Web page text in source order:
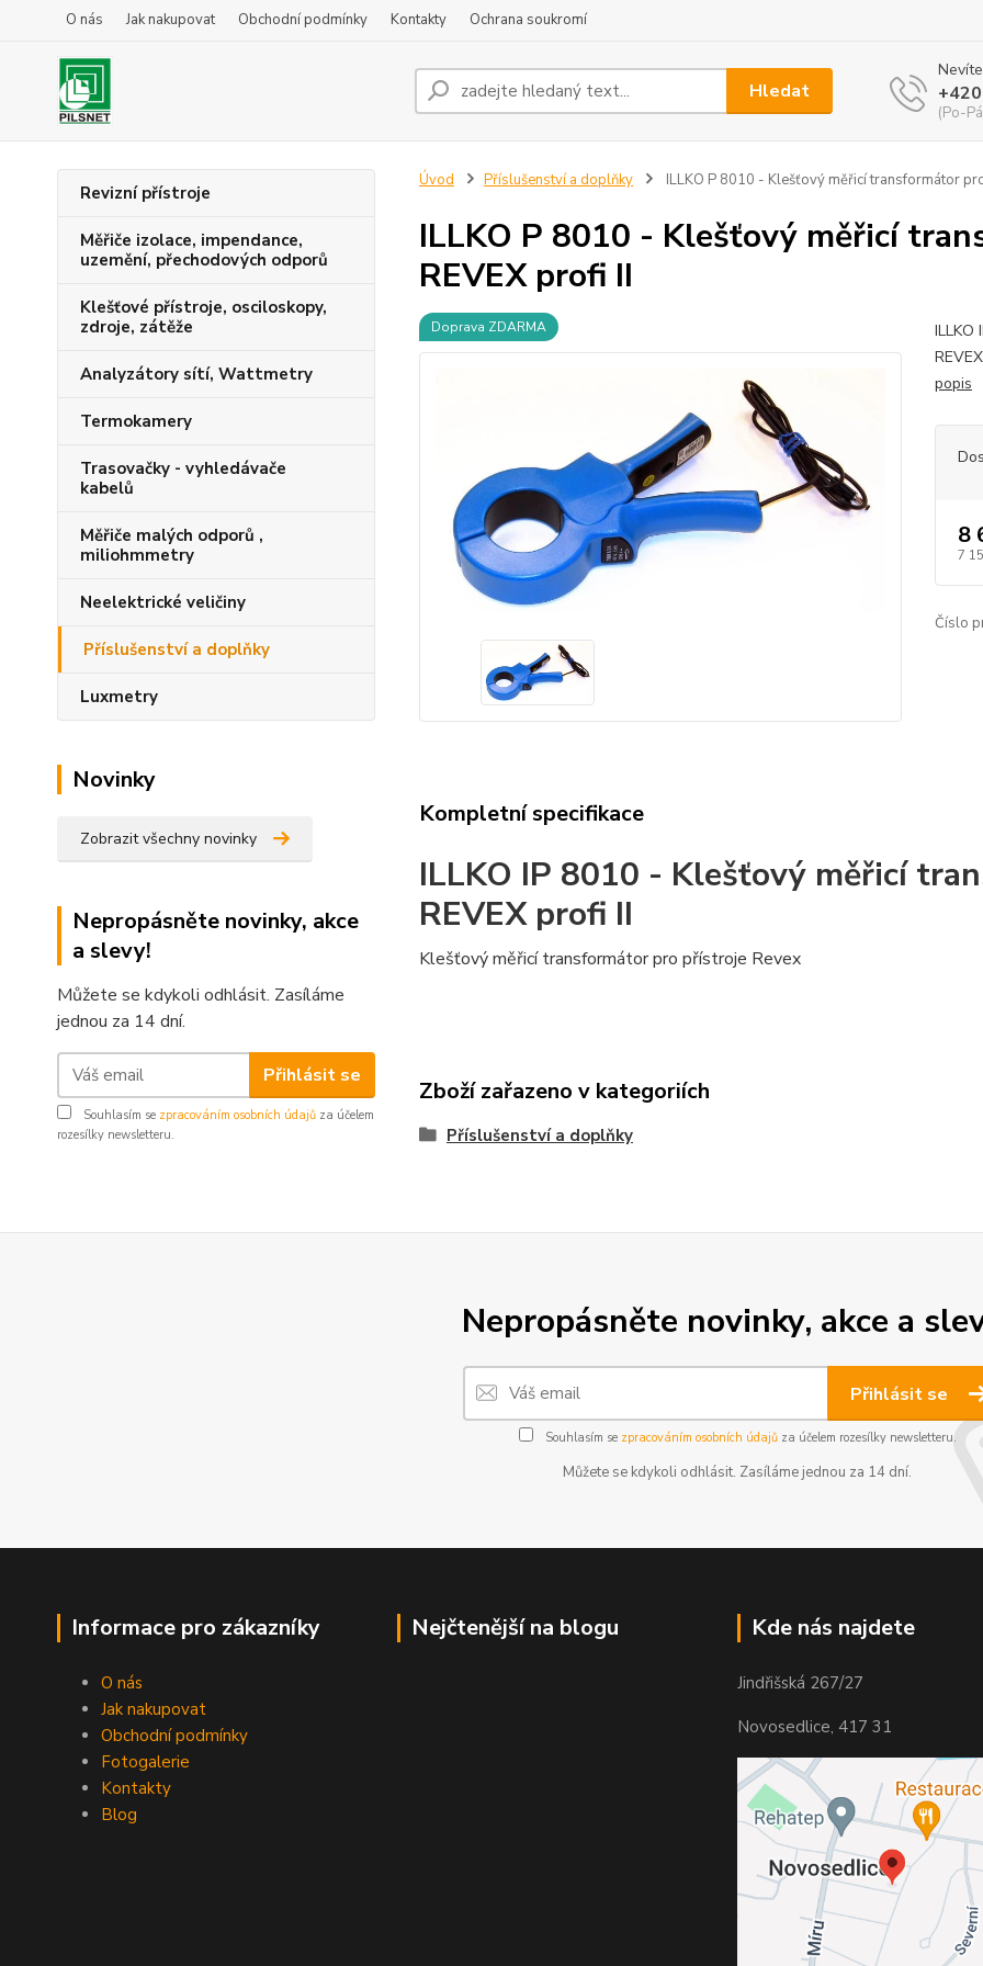
O nás Jak nakupovat Obchodní podmínky Kontakty Ochrana soukromí
Hledat
(Po-
Revizní přístroje
Měřiče izolace, impendance,
uzemění, přechodových odporů
Klešťové přístroje, osciloskopy,
zdroje, zátěže
Analyzátory sítí, Wattmetry
Termokamery
Trasovačky - vyhledávače
kabelů
Měřiče malých odporů ,
miliohmmetry
Neelektrické veličiny
Příslušenství a doplňky
Luxmetry
Novinky
Zobrazit všechny novinky
Nepropásněte novinky, akce
a slevy!
Můžete se kdykoli odhlásit. Zasíláme
jednou za 14 dní.
Přihlásit se
Souhlasím se zpracováním osobních údajů za účelem
rozesílky newsletteru.
Úvod Příslušenství a doplňky ILLKO P 8010 - Klešťový měřicí transformátor
ILLKO P 8010 - Klešťový měřicí
REVEX profi II
Doprava ZDARMA
ILLKO
popis
8
7
Číslo
Kompletní specifikace
ILLKO IP 8010 - Klešťový měřicí
REVEX profi II
Klešťový měřicí transformátor pro přístroje Revex
Zboží zařazeno v kategoriích
Příslušenství a doplňky
Nepropásněte novinky, akce a
Přihlásit se
Souhlasím se zpracováním osobních údajůza účelem rozesílky newsletteru.
Můžete se kdykoli odhlásit. Zasíláme jednou za 14 dní.
Informace pro zákazníky
O nás
Jak nakupovat
Obchodní podmínky
Fotogalerie
Kontakty
Blog
Nejčtenější na blogu Kde nás najdete
Jindřišská 267/27
Novosedlice, 417 31